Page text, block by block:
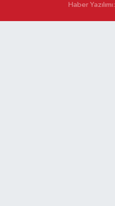
Haber Yazılımı: